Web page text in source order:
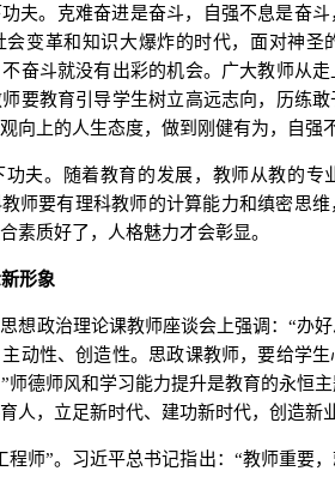
夫。克难奋进是奋斗，自强不息是奋
变革和知识大爆炸的时代，面对神圣
奋斗就没有出彩的机会。广大教师从
要教育引导学生树立高远志向，历练
向上的人生态度，做到刚健有为，自强
夫。随着教育的发展，教师从教的专
师要有理科教师的计算能力和缜密思
素质好了，人格魅力才会彰显。
形象
想政治理论课教师座谈会上强调：“办
动性、创造性。思政课教师，要给学
师德师风和学习能力提升是教育的永恒
人，立足新时代、建功新时代，创造新
程师”。习近平总书记指出：“教师重要